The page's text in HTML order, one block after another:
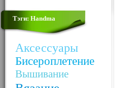
Тэги: Handma
Аксессуары
Бисероплетение
Вышивание